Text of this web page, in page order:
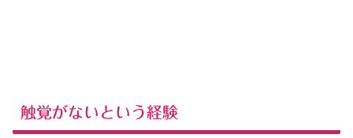
触覚がないという経験